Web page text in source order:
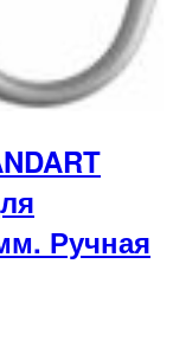
Ручная